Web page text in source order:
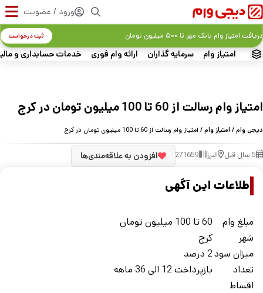
ورود / عضویت
امتیاز وام سرمایه گذاران ارائه وام فوری خدمات حسابداری و
دریافت امتیاز وام بانک مهر تا ۵۰۰ میلیون تومان ثبت درخواست
امتیاز وام رسالت از 60 تا 100 میلیون تومان در کرج
دیجی وام/ امتیاز وام/ امتیاز وام رسالت از 60 تا 100 میلیون تومان در کرج
5 سال قبل البرز 271659 افزودن به علاقه‌مندی‌ها
اطلاعات این آگهی
مبلغ وام
60 تا 100 میلیون تومان
شهر
کرج
ميزان سود2 درصد
تعداد
اقساط
بازپرداخت 12 الی 36 ماهه